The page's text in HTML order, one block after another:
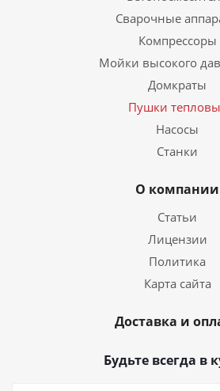
Сварочные
Компрессоры
Мойки высокого
Домкраты
Пушки
Насосы
Станки
О компании
Статьи
Лицензии
Политика
Карта сайта
Доставка и
Будьте всегда в